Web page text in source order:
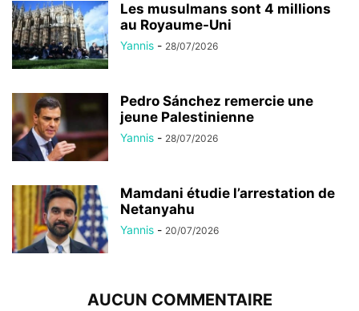
Les musulmans sont 4 millions
au Royaume-Uni
Yannis - 28/07/2026
Pedro Sánchez remercie une
jeune Palestinienne
Yannis - 28/07/2026
Mamdani étudie l’arrestation de
Netanyahu
Yannis - 20/07/2026
AUCUN COMMENTAIRE